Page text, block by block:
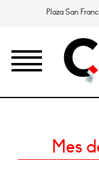
Plaza San
Mes